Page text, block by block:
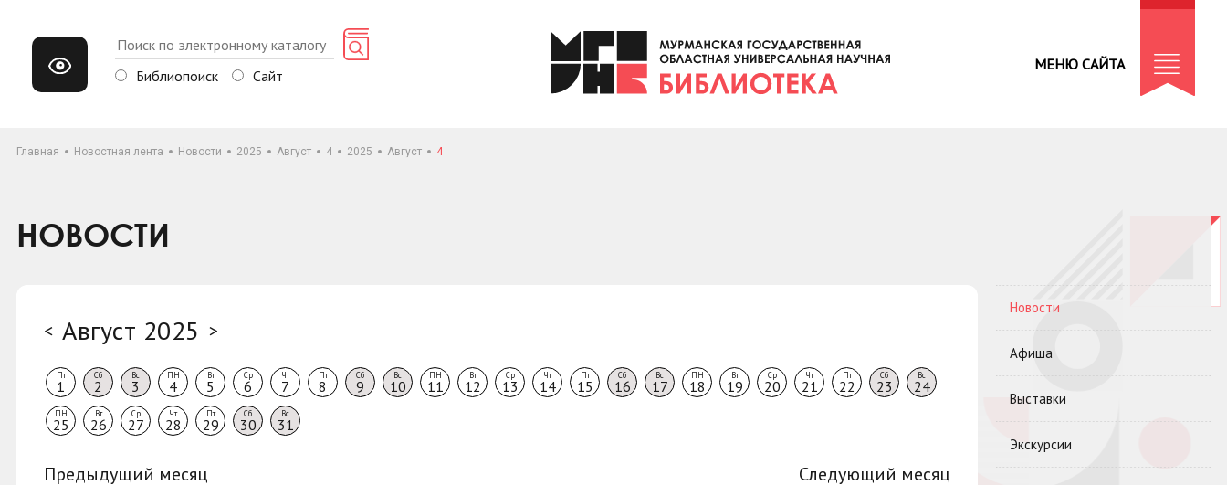
Библиопоиск Сайт
МЕНЮ САЙТА
Главная Новостная лента Новости 2025 Август 4 2025 Август 4
НОВОСТИ
< Август 2025 >
Пт
1
Сб
2
Вс
3
ПН
4
Вт
5
Ср
6
Чт
7
Пт
8
Сб
9
Вс
10
ПН
11
Вт
12
Ср
13
Чт
14
Пт
15
Сб
16
Вс
17
ПН
18
Вт
19
Ср
20
Чт
21
Пт
22
Сб
23
Вс
24
ПН
25
Вт
26
Ср
27
Чт
28
Пт
29
Сб
30
Вс
31
Предыдущий месяц Следующий месяц
Новости
Афиша
Выставки
Экскурсии